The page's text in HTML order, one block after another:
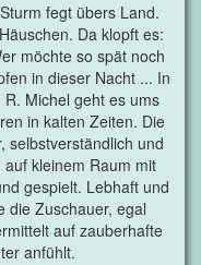
fegt übers Land.
Da klopft es:
möchte so spät noch
in dieser Nacht ... In
Michel geht es ums
in kalten Zeiten. Die
selbstverständlich und
kleinem Raum mit
gespielt. Lebhaft und
die Zuschauer, egal
auf zauberhafte
anfühlt.